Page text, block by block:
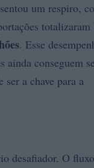
um respiro,
totalizaram
. Esse
ainda conseguem
a chave para a
desafiador. O fluxo